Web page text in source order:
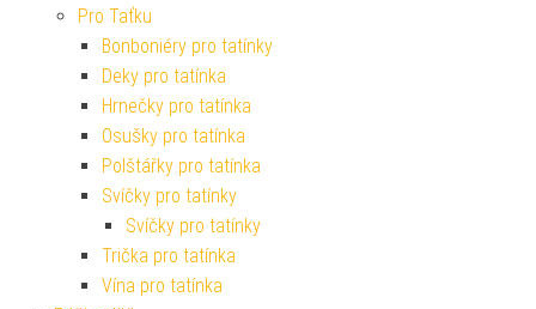
Pro Taťku
Bonboniéry pro tatínky
Deky pro tatínka
Hrnečky pro tatínka
Osušky pro tatínka
Polštářky pro tatínka
Svíčky pro tatínky
Svíčky pro tatínky
Trička pro tatínka
Vína pro tatínka